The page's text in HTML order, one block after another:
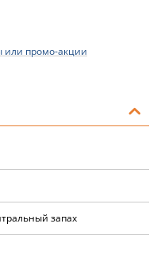
промо-акции
запах